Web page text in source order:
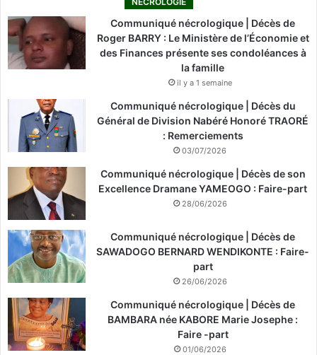
Communiqué nécrologique | Décès de
Roger BARRY : Le Ministère de l’Économie et
des Finances présente ses condoléances à
la famille
il y a 1 semaine
Communiqué nécrologique | Décès du
Général de Division Nabéré Honoré TRAORÉ
: Remerciements
03/07/2026
Communiqué nécrologique | Décès de son
Excellence Dramane YAMEOGO : Faire-part
28/06/2026
Communiqué nécrologique | Décès de
SAWADOGO BERNARD WENDIKONTE : Faire-
part
26/06/2026
Communiqué nécrologique | Décès de
BAMBARA née KABORE Marie Josephe :
Faire -part
01/06/2026